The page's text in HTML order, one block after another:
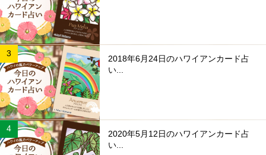
2018年6月24日のハワイアンカード占
い...
2020年5月12日のハワイアンカード占
い...